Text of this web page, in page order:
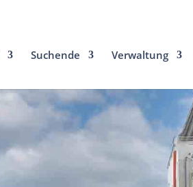
Suchende Verwaltung